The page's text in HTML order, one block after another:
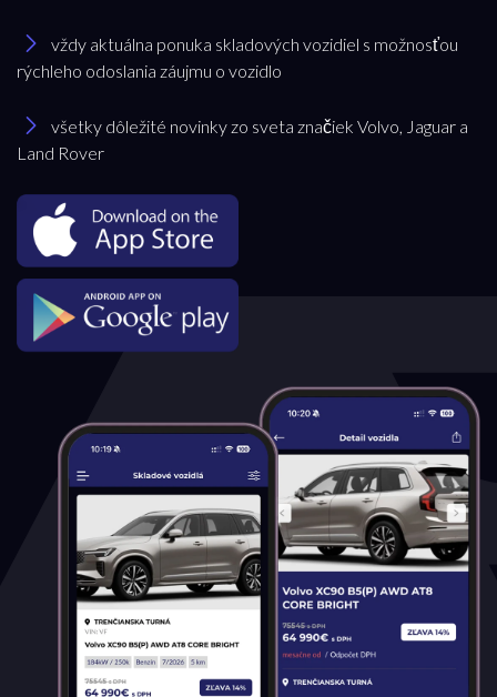
vždy aktuálna ponuka skladových vozidiel s možnosťou
rýchleho odoslania záujmu o vozidlo
všetky dôležité novinky zo sveta značiek Volvo, Jaguar a
Land Rover